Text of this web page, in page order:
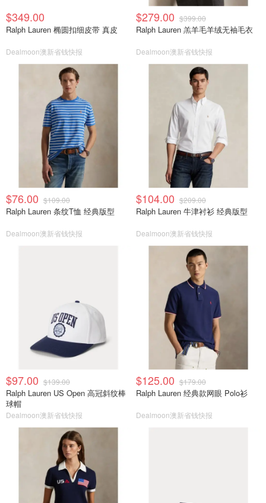
$349.00
Ralph Lauren 椭圆扣细皮带 真皮
Dealmoon澳新省钱快报
$279.00 $399.00
Ralph Lauren 羔羊毛羊绒无袖毛衣
Dealmoon澳新省钱快报
$76.00 $109.00
Ralph Lauren 条纹T恤 经典版型
Dealmoon澳新省钱快报
$104.00 $209.00
Ralph Lauren 牛津衬衫 经典版型
Dealmoon澳新省钱快报
$97.00 $139.00
Ralph Lauren US Open 高冠斜纹棒
球帽
Dealmoon澳新省钱快报
$125.00 $179.00
Ralph Lauren 经典款网眼 Polo衫
Dealmoon澳新省钱快报